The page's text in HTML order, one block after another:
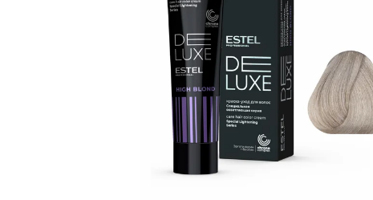
+DE LUXE BARVA 3/0 TMAVOHNĚDÁ